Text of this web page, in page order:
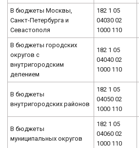
В бюджеты Москвы,
Санкт-Петербурга и
Севастополя
182 1 05
04030 02
1000 110
В бюджеты городских
округов с
внутригородским
делением
182 1 05
04040 02
1000 110
В бюджеты
внутригородских районов
182 1 05
04050 02
1000 110
В бюджеты
муниципальных округов
182 1 05
04060 02
1000 110